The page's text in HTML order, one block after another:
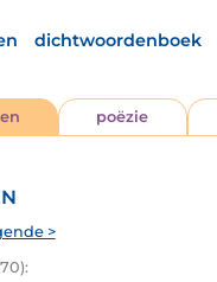
dichtwoordenboek
poëzie
>